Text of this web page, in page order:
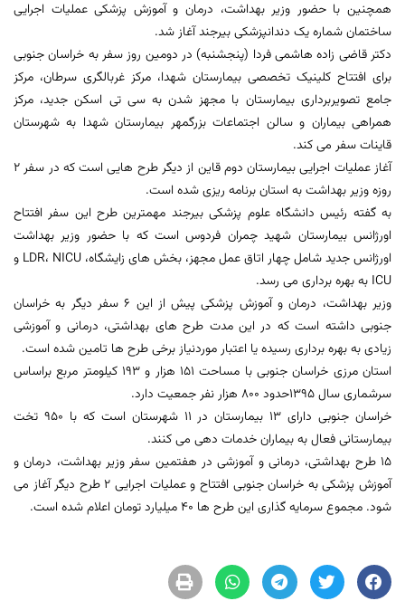
همچنین با حضور وزیر بهداشت، درمان و آموزش پزشکی عملیات اجرایی
ساختمان شماره یک دندانپزشکی بیرجند آغاز شد.
دکتر قاضی زاده هاشمی فردا (پنجشنبه) در دومین روز سفر به خراسان جنوبی
برای افتتاح کلینیک تخصصی بیمارستان شهدا، مرکز غربالگری سرطان، مرکز
جامع تصویربرداری بیمارستان با مجهز شدن به سی تی اسکن جدید، مرکز
همراهی بیماران و سالن اجتماعات بزرگمهر بیمارستان شهدا به شهرستان
قاینات سفر می کند.
آغاز عملیات اجرایی بیمارستان دوم قاین از دیگر طرح هایی است که در سفر 2
روزه وزیر بهداشت به استان برنامه ریزی شده است.
به گفته رئیس دانشگاه علوم پزشکی بیرجند مهمترین طرح این سفر افتتاح
اورژانس بیمارستان شهید چمران فردوس است که با حضور وزیر بهداشت
اورژانس جدید شامل چهار اتاق عمل مجهز، بخش های زایشگاه، LDR، NICU و
ICU به بهره برداری می رسد.
وزیر بهداشت، درمان و آموزش پزشکی پیش از این 6 سفر دیگر به خراسان
جنوبی داشته است که در این مدت طرح های بهداشتی، درمانی و آموزشی
زیادی به بهره برداری رسیده یا اعتبار موردنیاز برخی طرح ها تامین شده است.
استان مرزی خراسان جنوبی با مساحت 151 هزار و 193 کیلومتر مربع براساس
سرشماری سال 1395حدود 800 هزار نفر جمعیت دارد.
خراسان جنوبی دارای 13 بیمارستان در 11 شهرستان است که با 950 تخت
بیمارستانی فعال به بیماران خدمات دهی می کنند.
15 طرح بهداشتی، درمانی و آموزشی در هفتمین سفر وزیر بهداشت، درمان و
آموزش پزشکی به خراسان جنوبی افتتاح و عملیات اجرایی 2 طرح دیگر آغاز می
شود. مجموع سرمایه گذاری این طرح ها 40 میلیارد تومان اعلام شده است.